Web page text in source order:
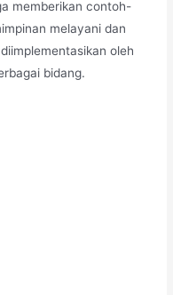
memberikan contoh-
melayani dan
oleh
bidang.